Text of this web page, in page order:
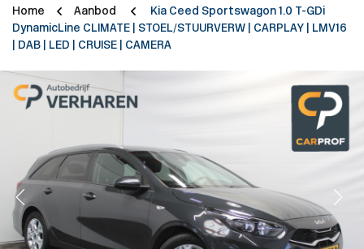
Home Aanbod
Kia Ceed Sportswagon 1.0 T-GDi
DynamicLine CLIMATE | STOEL/STUURVERW | CARPLAY | LMV16
| DAB | LED | CRUISE | CAMERA